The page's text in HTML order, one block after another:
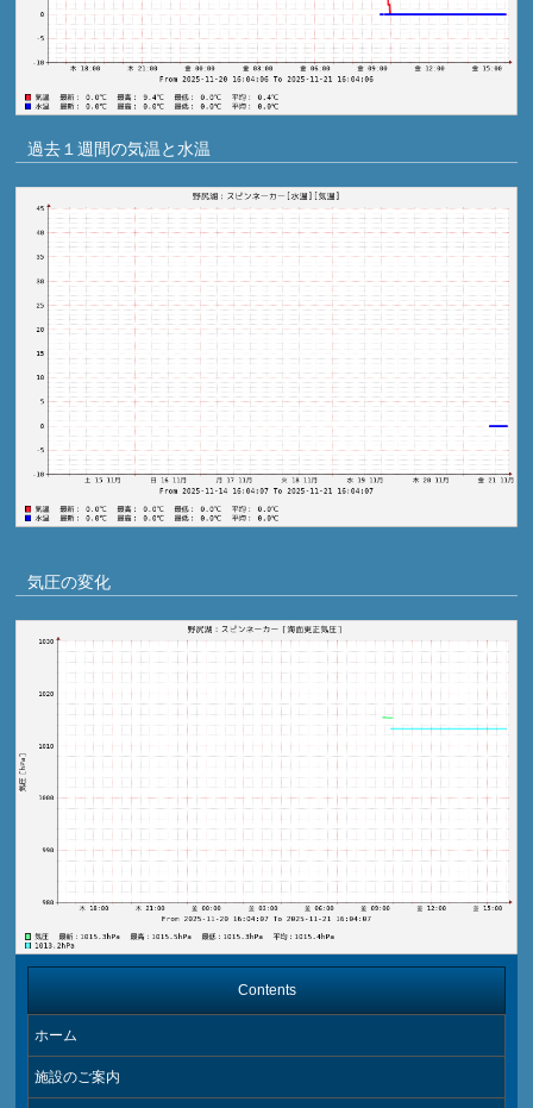
過去１週間の気温と水温
気圧の変化
Contents
ホーム
施設のご案内